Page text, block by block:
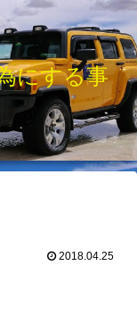
にする事
2018.04.25